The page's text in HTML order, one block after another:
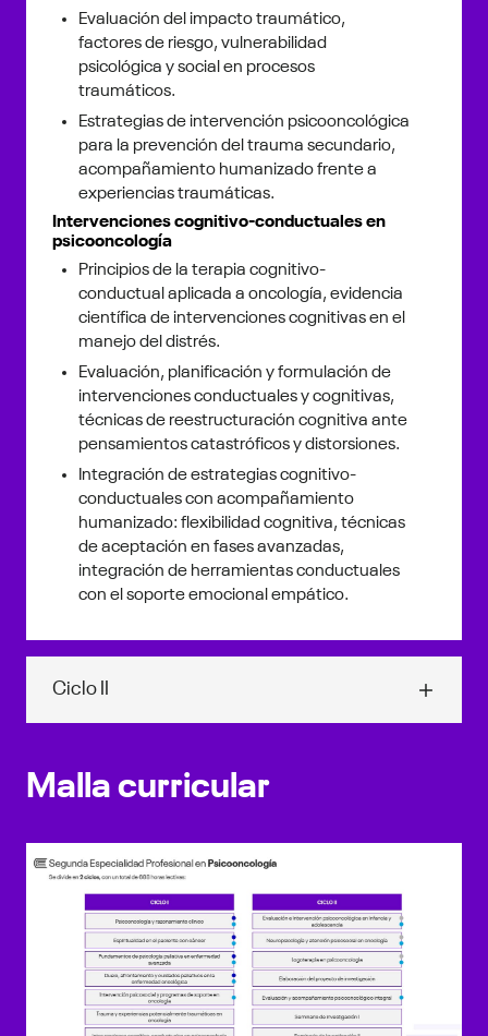
Evaluación del impacto traumático,
factores de riesgo, vulnerabilidad
psicológica y social en procesos
traumáticos.
Estrategias de intervención psicooncológica
para la prevención del trauma secundario,
acompañamiento humanizado frente a
experiencias traumáticas.
Intervenciones cognitivo-conductuales en
psicooncología
Principios de la terapia cognitivo-
conductual aplicada a oncología, evidencia
científica de intervenciones cognitivas en el
manejo del distrés.
Evaluación, planificación y formulación de
intervenciones conductuales y cognitivas,
técnicas de reestructuración cognitiva ante
pensamientos catastróficos y distorsiones.
Integración de estrategias cognitivo-
conductuales con acompañamiento
humanizado: flexibilidad cognitiva, técnicas
de aceptación en fases avanzadas,
integración de herramientas conductuales
con el soporte emocional empático.
Ciclo II
Evaluación psicooncológica y desarrollo evolutivo,
Intervención lúdica, cognitivo-conductual y el
manejo del dolor en procedimientos médicos,
soporte familiar, acompañamiento en entornos
educativos.
Neuropsicología y atención psicosocial en oncología
Fundamentos de neuropsicología clínica en
Malla curricular